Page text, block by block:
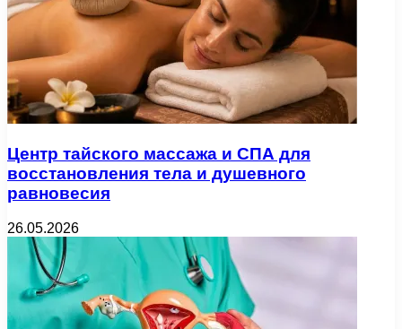
Центр тайского массажа и СПА для
восстановления тела и душевного
равновесия
26.05.2026